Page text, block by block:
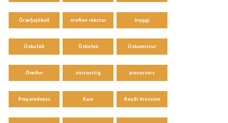
Öræfjajökull órofinn rekstur öryggi
Öskufall Öskufok Öskumistur
Óveður óvissustig precursors
Preparedness Rain Rauði krossinn